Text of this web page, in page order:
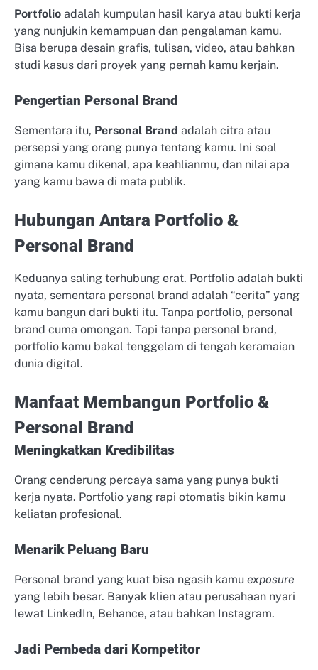
Portfolio adalah kumpulan hasil karya atau bukti kerja
yang nunjukin kemampuan dan pengalaman kamu.
Bisa berupa desain grafis, tulisan, video, atau bahkan
studi kasus dari proyek yang pernah kamu kerjain.
Pengertian Personal Brand
Sementara itu, Personal Brand adalah citra atau
persepsi yang orang punya tentang kamu. Ini soal
gimana kamu dikenal, apa keahlianmu, dan nilai apa
yang kamu bawa di mata publik.
Hubungan Antara Portfolio &
Personal Brand
Keduanya saling terhubung erat. Portfolio adalah bukti
nyata, sementara personal brand adalah “cerita” yang
kamu bangun dari bukti itu. Tanpa portfolio, personal
brand cuma omongan. Tapi tanpa personal brand,
portfolio kamu bakal tenggelam di tengah keramaian
dunia digital.
Manfaat Membangun Portfolio &
Personal Brand
Meningkatkan Kredibilitas
Orang cenderung percaya sama yang punya bukti
kerja nyata. Portfolio yang rapi otomatis bikin kamu
keliatan profesional.
Menarik Peluang Baru
Personal brand yang kuat bisa ngasih kamu exposure
yang lebih besar. Banyak klien atau perusahaan nyari
lewat LinkedIn, Behance, atau bahkan Instagram.
Jadi Pembeda dari Kompetitor